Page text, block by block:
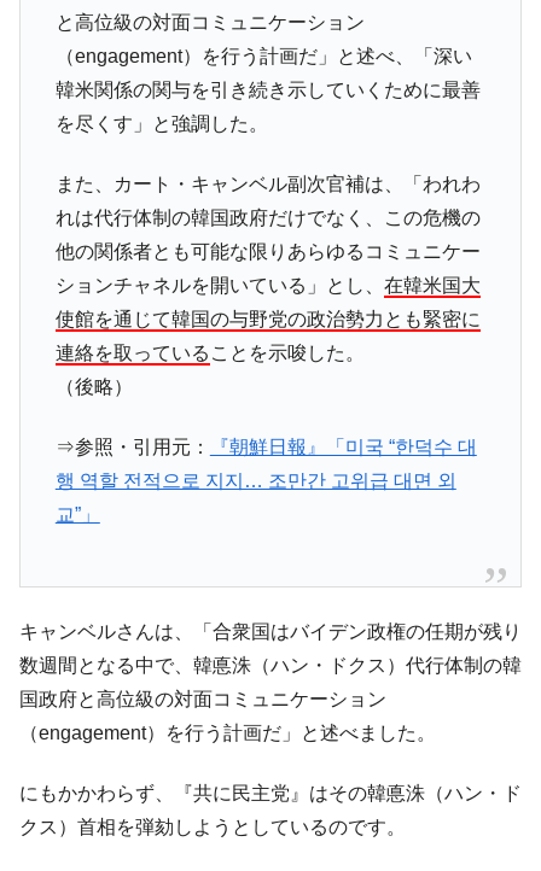
と高位級の対面コミュニケーション
（engagement）を行う計画だ」と述べ、「深い
韓米関係の関与を引き続き示していくために最善
を尽くす」と強調した。
また、カート・キャンベル副次官補は、「われわ
れは代行体制の韓国政府だけでなく、この危機の
他の関係者とも可能な限りあらゆるコミュニケー
ションチャネルを開いている」とし、 在韓米国大
使館を通じて韓国の与野党の政治勢力とも緊密に
連絡を取っている ことを示唆した。
（後略）
⇒参照・引用元：
『朝鮮日報』「미국 “한덕수 대
행 역할 전적으로 지지… 조만간 고위급 대면 외
교”」
キャンベルさんは、「合衆国はバイデン政権の任期が残り
数週間となる中で、韓悳洙（ハン・ドクス）代行体制の韓
国政府と高位級の対面コミュニケーション
（engagement）を行う計画だ」と述べました。
にもかかわらず、『共に民主党』はその韓悳洙（ハン・ド
クス）首相を弾劾しようとしているのです。